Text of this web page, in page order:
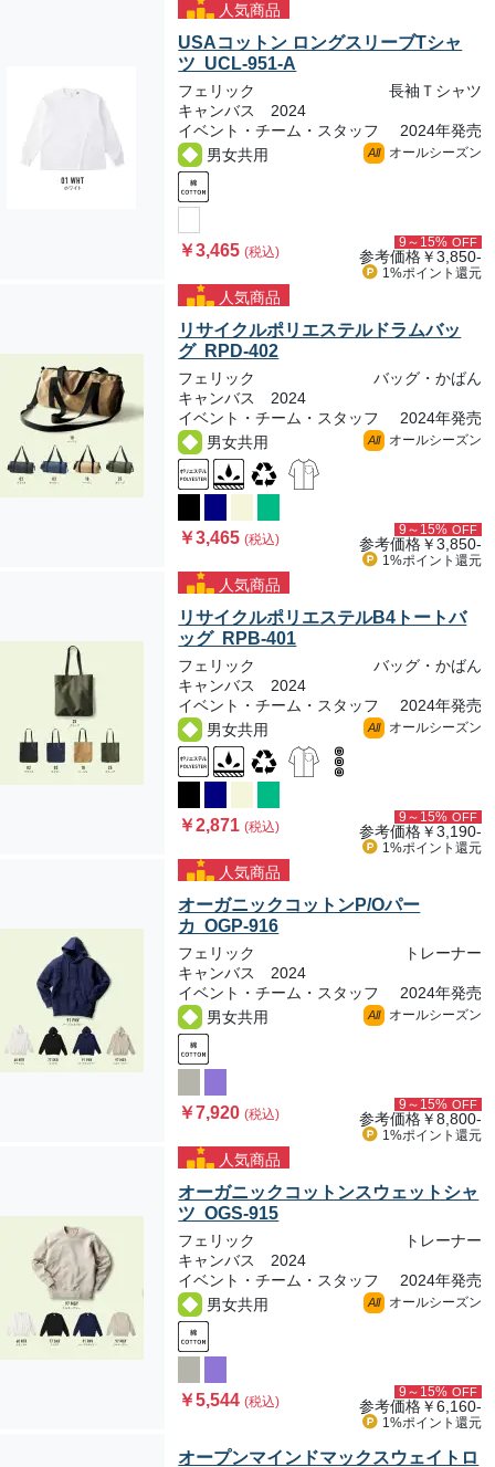
人気商品
USAコットン ロングスリーブTシャ
ツ UCL-951-A
フェリック
長袖Ｔシャツ
キャンバス 2024
イベント・チーム・スタッフ
2024年発売
男女共用
All オールシーズン
￥3,465(税込)
9～15% OFF
参考価格￥3,850-
1%ポイント 還元
人気商品
リサイクルポリエステルドラムバッ
グ RPD-402
フェリック
バッグ・かばん
キャンバス 2024
イベント・チーム・スタッフ
2024年発売
男女共用
All オールシーズン
￥3,465(税込)
9～15% OFF
参考価格￥3,850-
1%ポイント 還元
人気商品
リサイクルポリエステルB4トートバ
ッグ RPB-401
フェリック
バッグ・かばん
キャンバス 2024
イベント・チーム・スタッフ
2024年発売
男女共用
All オールシーズン
￥2,871(税込)
9～15% OFF
参考価格￥3,190-
1%ポイント 還元
人気商品
オーガニックコットンP/Oパー
カ OGP-916
フェリック
トレーナー
キャンバス 2024
イベント・チーム・スタッフ
2024年発売
男女共用
All オールシーズン
￥7,920(税込)
9～15% OFF
参考価格￥8,800-
1%ポイント 還元
人気商品
オーガニックコットンスウェットシャ
ツ OGS-915
フェリック
トレーナー
キャンバス 2024
イベント・チーム・スタッフ
2024年発売
男女共用
All オールシーズン
￥5,544(税込)
9～15% OFF
参考価格￥6,160-
1%ポイント 還元
オープンマインドマックスウェイトロ